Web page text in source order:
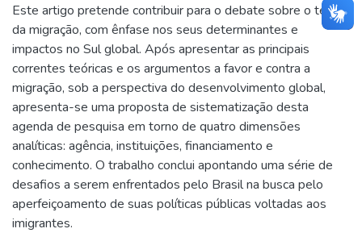
Este artigo pretende contribuir para o debate sobre o tema
da migração, com ênfase nos seus determinantes e
impactos no Sul global. Após apresentar as principais
correntes teóricas e os argumentos a favor e contra a
migração, sob a perspectiva do desenvolvimento global,
apresenta-se uma proposta de sistematização desta
agenda de pesquisa em torno de quatro dimensões
analíticas: agência, instituições, financiamento e
conhecimento. O trabalho conclui apontando uma série de
desafios a serem enfrentados pelo Brasil na busca pelo
aperfeiçoamento de suas políticas públicas voltadas aos
imigrantes.